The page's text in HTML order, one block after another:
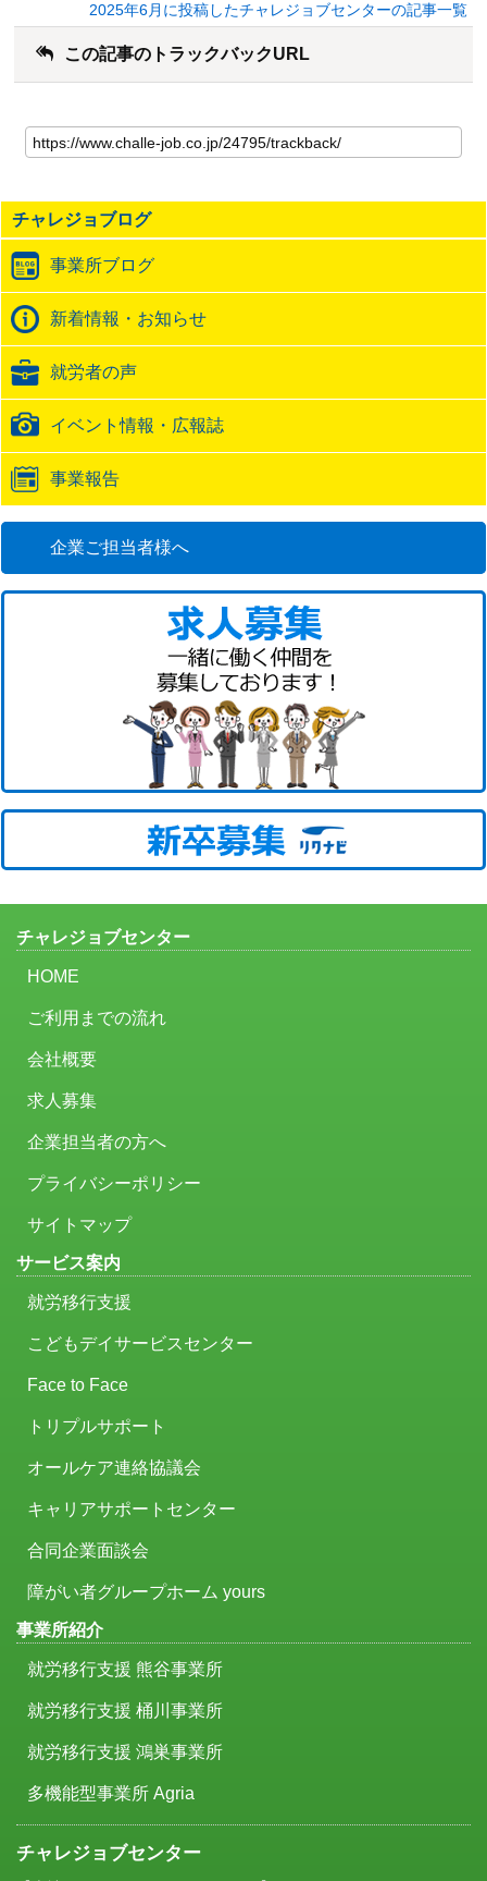
2025年6月に投稿したチャレジョブセンターの記事一覧
この記事のトラックバックURL
の
記
の
ト
ッ
ク
バ
ッ
URL
チャレジョブログ
事業所ブログ
新着情報・お知らせ
就労者の声
イベント情報・広報誌
事業報告
企業ご担当者様へ
チャレジョブセンター
HOME
ご利用までの流れ
会社概要
求人募集
企業担当者の方へ
プライバシーポリシー
サイトマップ
サービス案内
就労移行支援
こどもデイサービスセンター
Face to Face
トリプルサポート
オールケア連絡協議会
キャリアサポートセンター
合同企業面談会
障がい者グループホーム yours
事業所紹介
就労移行支援 熊谷事業所
就労移行支援 桶川事業所
就労移行支援 鴻巣事業所
多機能型事業所 Agria
チャレジョブセンター